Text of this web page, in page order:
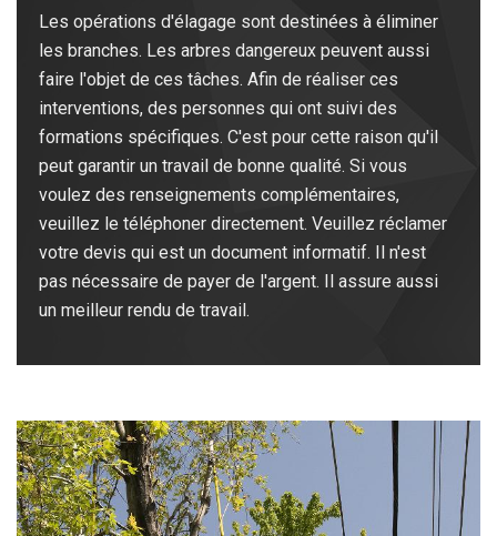
Les opérations d'élagage sont destinées à éliminer
les branches. Les arbres dangereux peuvent aussi
faire l'objet de ces tâches. Afin de réaliser ces
interventions, des personnes qui ont suivi des
formations spécifiques. C'est pour cette raison qu'il
peut garantir un travail de bonne qualité. Si vous
voulez des renseignements complémentaires,
veuillez le téléphoner directement. Veuillez réclamer
votre devis qui est un document informatif. Il n'est
pas nécessaire de payer de l'argent. Il assure aussi
un meilleur rendu de travail.